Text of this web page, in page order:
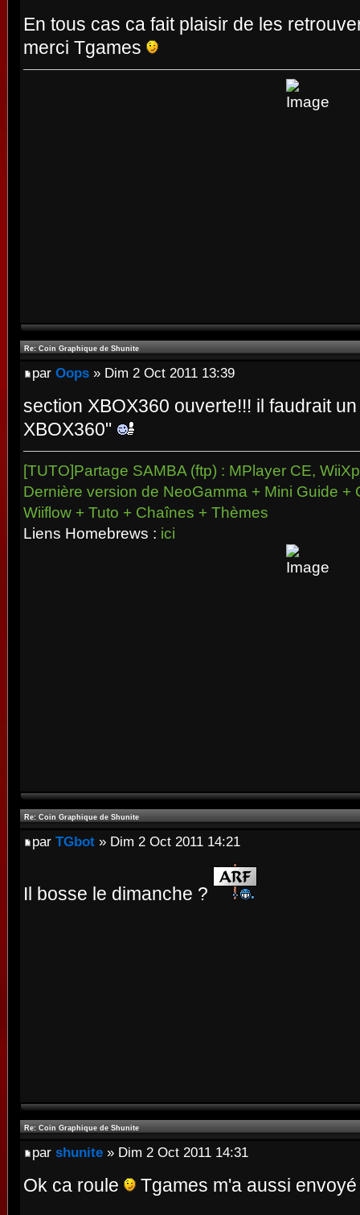
En tous cas ca fait plaisir de les
merci Tgames
Re: Coin Graphique de Shunite
par Oops » Dim 2 Oct 2011 13:39
section XBOX360 ouverte!!! il faudrait
XBOX360"
[TUTO]Partage SAMBA (ftp) : MPlayer CE,
Dernière version de NeoGamma + Mini Guide +
Wiiflow + Tuto + Chaînes + Thèmes
Liens Homebrews : ici
Re: Coin Graphique de Shunite
par TGbot » Dim 2 Oct 2011 14:21
Il bosse le dimanche ?
Re: Coin Graphique de Shunite
par shunite » Dim 2 Oct 2011 14:31
Ok ca roule Tgames m'a aussi